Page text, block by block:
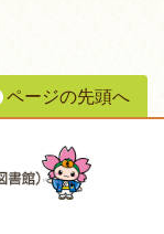
ページの先頭へ